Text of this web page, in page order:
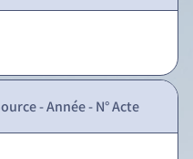
- Année - N° Acte